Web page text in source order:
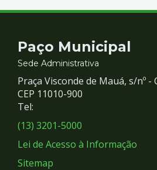
Contato
e
Redes
Sociais
Paço Municipal
Sede Administrativa
Praça Visconde de Mauá, s/nº -
CEP 11010-900
Tel:
(13) 3201-5000
Lei de Acesso à Informação
Sitemap